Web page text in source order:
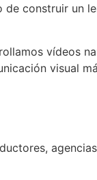
construir un
vídeos
visual